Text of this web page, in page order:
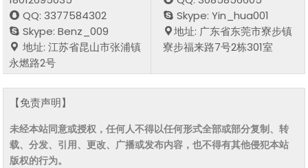
QQ: 3377584302
Skype: Benz_009
地址: 江苏省昆山市张浦镇
永燃路2号
Skype: Yin_hua001
地址: 广东省东莞市寮步镇
寮步福来路7号2栋301室
【免责声明】
未经本站同意或授权，任何人不得以任何形式全部或部分复制、转
载、分发、引用、更改、广播或发布内容，也不得有其他侵犯本站
版权的行为。